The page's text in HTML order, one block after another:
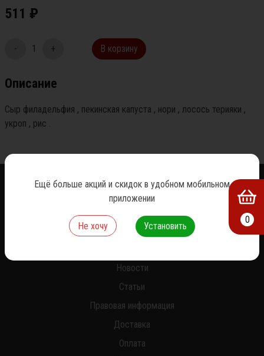
511 ₽
- 1 + В корзину
Описание
Сыр филадельфия , пекинская капуста , нори , лосось терияки ,
укроп , рис .
Новости
Статьи
Правовая информация
Доставка
Оплата
0
Ещё больше акций и скидок в удобном мобильном
приложении
Не хочу Установить